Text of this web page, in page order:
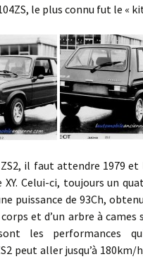
le plus connu fut le «
faut attendre 1979 et
Celui-ci, toujours un
puissance de 93Ch,
et d’un arbre à cames
les performances
peut aller jusqu’à 180km/